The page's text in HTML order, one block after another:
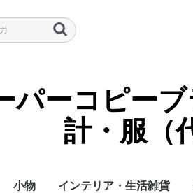
パーコピー
計・服（
小物 インテリア・生活雑貨